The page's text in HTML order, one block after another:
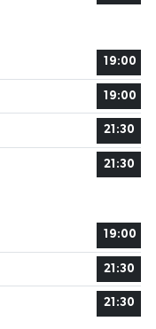
19:00
19:00
21:30
21:30
19:00
21:30
21:30